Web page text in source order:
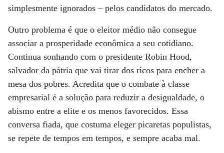
simplesmente ignorados – pelos candidatos do mercado.
Outro problema é que o eleitor médio não consegue
associar a prosperidade econômica a seu cotidiano.
Continua sonhando com o presidente Robin Hood,
salvador da pátria que vai tirar dos ricos para encher a
mesa dos pobres. Acredita que o combate à classe
empresarial é a solução para reduzir a desigualdade, o
abismo entre a elite e os menos favorecidos. Essa
conversa fiada, que costuma eleger picaretas populistas,
se repete de tempos em tempos, e sempre acaba mal.